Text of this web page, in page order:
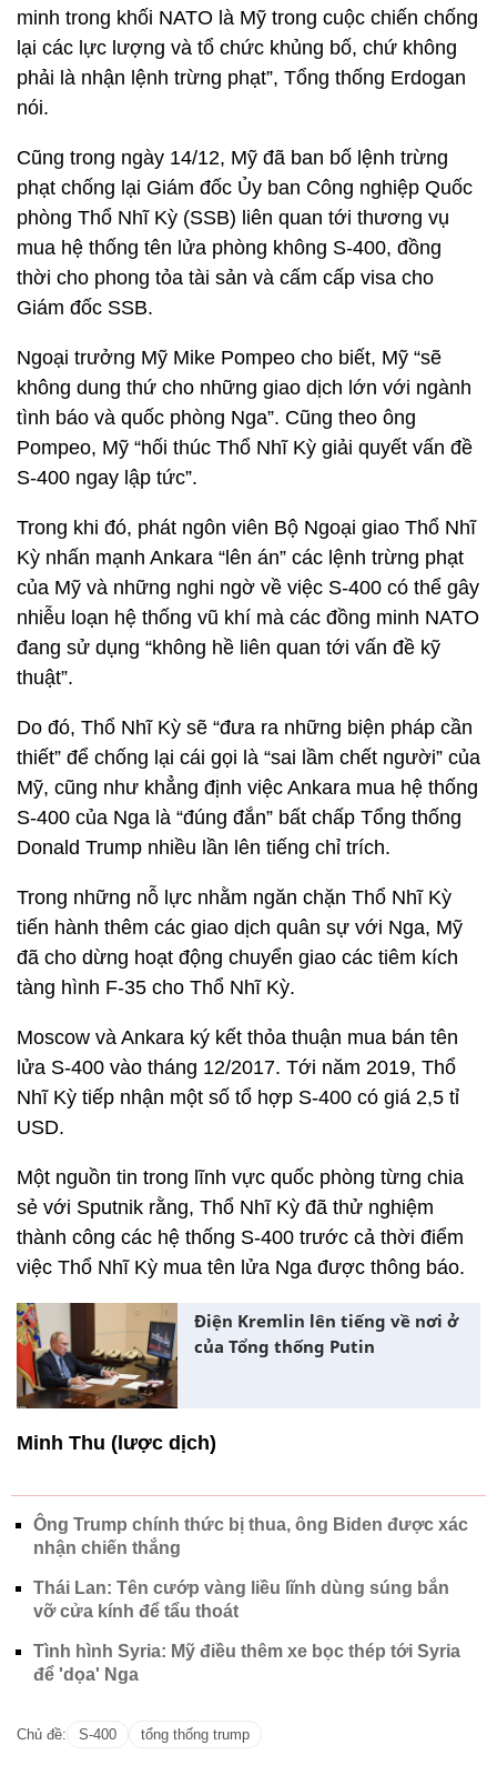
minh trong khối NATO là Mỹ trong cuộc chiến chống
lại các lực lượng và tổ chức khủng bố, chứ không
phải là nhận lệnh trừng phạt”, Tổng thống Erdogan
nói.
Cũng trong ngày 14/12, Mỹ đã ban bố lệnh trừng
phạt chống lại Giám đốc Ủy ban Công nghiệp Quốc
phòng Thổ Nhĩ Kỳ (SSB) liên quan tới thương vụ
mua hệ thống tên lửa phòng không S-400, đồng
thời cho phong tỏa tài sản và cấm cấp visa cho
Giám đốc SSB.
Ngoại trưởng Mỹ Mike Pompeo cho biết, Mỹ “sẽ
không dung thứ cho những giao dịch lớn với ngành
tình báo và quốc phòng Nga”. Cũng theo ông
Pompeo, Mỹ “hối thúc Thổ Nhĩ Kỳ giải quyết vấn đề
S-400 ngay lập tức”.
Trong khi đó, phát ngôn viên Bộ Ngoại giao Thổ Nhĩ
Kỳ nhấn mạnh Ankara “lên án” các lệnh trừng phạt
của Mỹ và những nghi ngờ về việc S-400 có thể gây
nhiễu loạn hệ thống vũ khí mà các đồng minh NATO
đang sử dụng “không hề liên quan tới vấn đề kỹ
thuật”.
Do đó, Thổ Nhĩ Kỳ sẽ “đưa ra những biện pháp cần
thiết” để chống lại cái gọi là “sai lầm chết người” của
Mỹ, cũng như khẳng định việc Ankara mua hệ thống
S-400 của Nga là “đúng đắn” bất chấp Tổng thống
Donald Trump nhiều lần lên tiếng chỉ trích.
Trong những nỗ lực nhằm ngăn chặn Thổ Nhĩ Kỳ
tiến hành thêm các giao dịch quân sự với Nga, Mỹ
đã cho dừng hoạt động chuyển giao các tiêm kích
tàng hình F-35 cho Thổ Nhĩ Kỳ.
Moscow và Ankara ký kết thỏa thuận mua bán tên
lửa S-400 vào tháng 12/2017. Tới năm 2019, Thổ
Nhĩ Kỳ tiếp nhận một số tổ hợp S-400 có giá 2,5 tỉ
USD.
Một nguồn tin trong lĩnh vực quốc phòng từng chia
sẻ với Sputnik rằng, Thổ Nhĩ Kỳ đã thử nghiệm
thành công các hệ thống S-400 trước cả thời điểm
việc Thổ Nhĩ Kỳ mua tên lửa Nga được thông báo.
Điện Kremlin lên tiếng về nơi ở
của Tổng thống Putin
Minh Thu (lược dịch)
Ông Trump chính thức bị thua, ông Biden được xác
nhận chiến thắng
Thái Lan: Tên cướp vàng liều lĩnh dùng súng bắn
vỡ cửa kính để tẩu thoát
Tình hình Syria: Mỹ điều thêm xe bọc thép tới Syria
để 'dọa' Nga
Chủ đề: S-400 tổng thống trump